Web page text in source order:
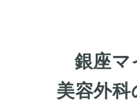
銀座マ
美容外